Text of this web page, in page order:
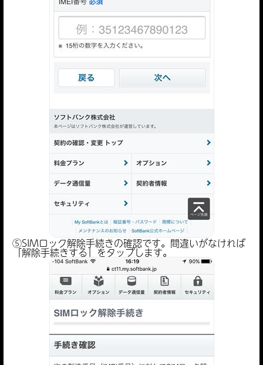
⑤SIMロック解除手続きの確認です。間違いがなければ
「解除手続きする」をタップします。
SIMロック解除の手続き
アクティベーションもしくはiPhoneの復元。